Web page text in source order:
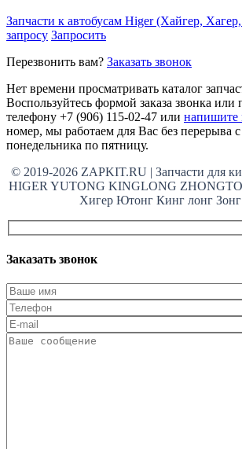
Запчасти к автобусам Higer (Хайгер,
запросу Запросить
Перезвонить вам? Заказать звонок
Нет времени просматривать каталог
Воспользуйтесь формой заказа звонка или
телефону +7 (906) 115-02-47 или напишите
номер, мы работаем для Вас без перерыва
понедельника по пятницу.
© 2019-2026 ZAPKIT.RU | Запчасти для
HIGER YUTONG KINGLONG
Хигер Ютонг Кинг лонг Зонг
Заказать звонок